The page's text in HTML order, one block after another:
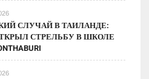
СЛУЧАЙ В ТАИЛАНДЕ:
СТРЕЛЬБУ В ШКОЛЕ